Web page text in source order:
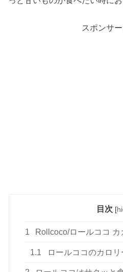
スポンサ
目次 [
1 Rollcoco/ロールココ カ
1.1 ロールココのカロ